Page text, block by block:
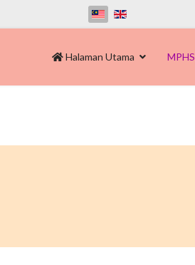
Halaman Utama MPHS